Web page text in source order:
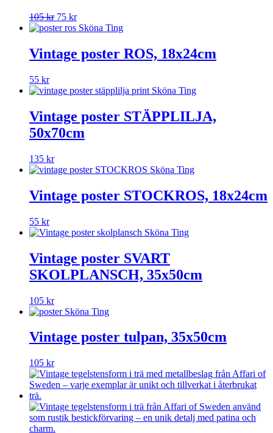
105kr Det
ursprungliga
var:
105 kr.
75 krDet
nuvarande
75 kr.
Vintage poster ROS, 18x24cm
55 kr
Vintage poster STÄPPLILJA,
50x70cm
135 kr
Vintage poster STOCKROS, 18x24cm
55 kr
Vintage poster SVART
SKOLPLANSCH, 35x50cm
105 kr
Vintage poster tulpan, 35x50cm
105 kr